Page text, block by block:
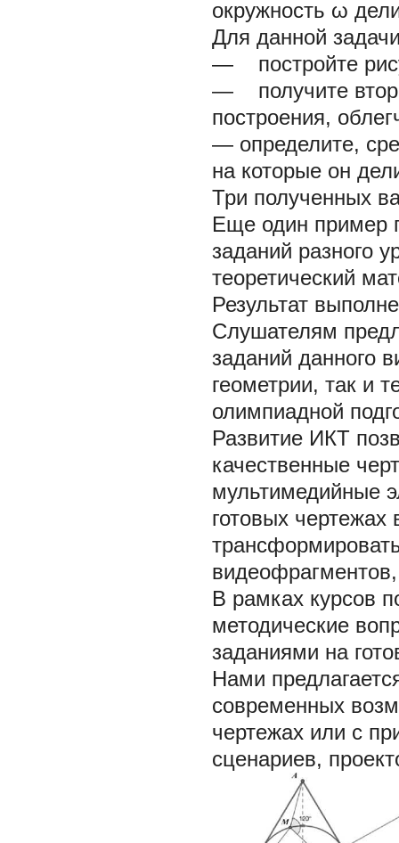
окружность ω
Для данной
— постройте
— получите
построения,
— определите,
на которые он
Три полученных
Еще один пример
заданий разного
теоретический
Результат
Слушателям
заданий данного
геометрии, так и
олимпиадной
Развитие ИКТ
качественные
мультимедийные
готовых
В рамках курсов
методические
заданиями на
Нами
современных
чертежах или с
сценариев,